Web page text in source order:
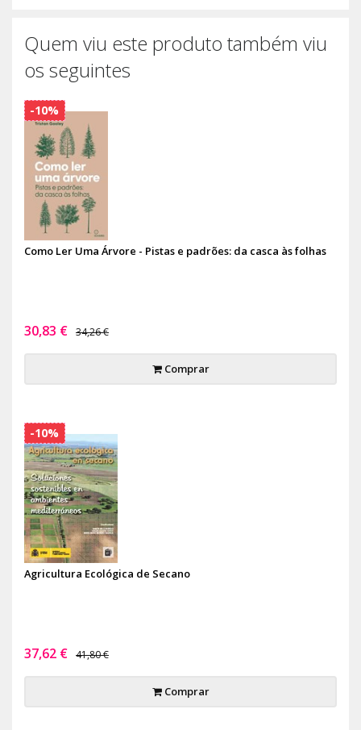
Quem viu este produto também viu
os seguintes
Como Ler Uma Árvore - Pistas e padrões: da casca às folhas
30,83 € 34,26 €
Comprar
-10%
Agricultura Ecológica de Secano
37,62 € 41,80 €
Comprar
-10%